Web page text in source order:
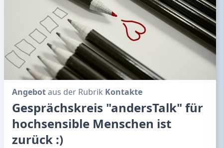
Angebotaus der Rubrik Kontakte
Gesprächskreis "andersTalk" für
hochsensible Menschen ist
zurück :)